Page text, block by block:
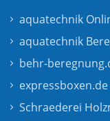
aquatechnik
aquatechnik
behr-
expressboxen.de
Schraederei